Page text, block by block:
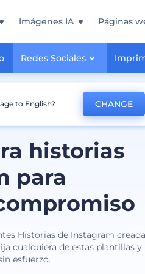
Imágenes IA Páginas
Redes Sociales
historias
para
Historias de Instagram
cualquiera de estas plantillas y
esfuerzo.
to English? CHANGE